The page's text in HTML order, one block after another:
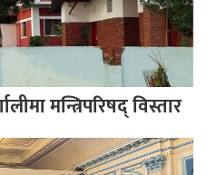
मन्त्रिपरिषद् विस्तार